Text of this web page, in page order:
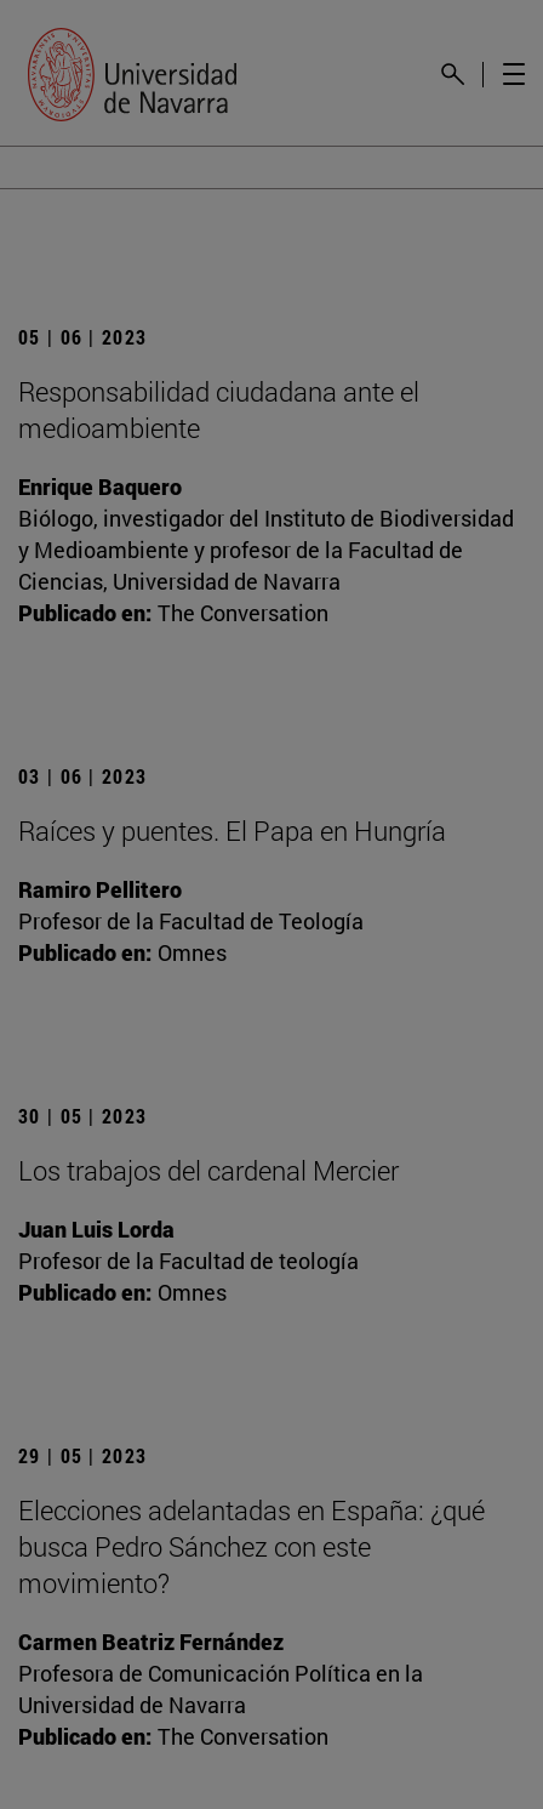
05 | 06 | 2023
Responsabilidad ciudadana ante el
medioambiente
Enrique Baquero
Biólogo, investigador del Instituto de Biodiversidad
y Medioambiente y profesor de la Facultad de
Ciencias, Universidad de Navarra
Publicado en: The Conversation
03 | 06 | 2023
Raíces y puentes. El Papa en Hungría
Ramiro Pellitero
Profesor de la Facultad de Teología
Publicado en: Omnes
30 | 05 | 2023
Los trabajos del cardenal Mercier
Juan Luis Lorda
Profesor de la Facultad de teología
Publicado en: Omnes
29 | 05 | 2023
Elecciones adelantadas en España: ¿qué
busca Pedro Sánchez con este
movimiento?
Carmen Beatriz Fernández
Profesora de Comunicación Política en la
Universidad de Navarra
Publicado en: The Conversation